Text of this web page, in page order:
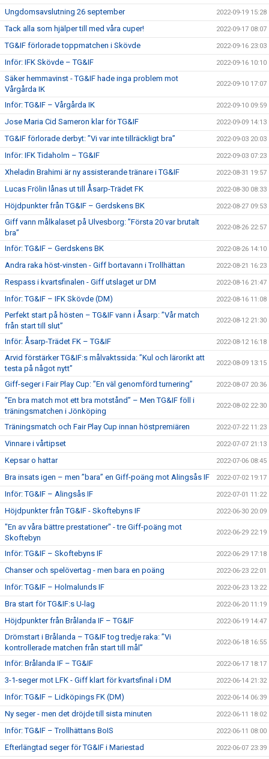
Ungdomsavslutning 26 september 2022-09-19 15:28
Tack alla som hjälper till med våra cuper! 2022-09-17 08:07
TG&IF förlorade toppmatchen i Skövde 2022-09-16 23:03
Inför: IFK Skövde – TG&IF 2022-09-16 10:10
Säker hemmavinst - TG&IF hade inga problem mot
Vårgårda IK
2022-09-10 17:07
Inför: TG&IF – Vårgårda IK 2022-09-10 09:59
Jose Maria Cid Sameron klar för TG&IF 2022-09-09 14:13
TG&IF förlorade derbyt: ”Vi var inte tillräckligt bra” 2022-09-03 20:03
Inför: IFK Tidaholm – TG&IF 2022-09-03 07:23
Xheladin Brahimi är ny assisterande tränare i TG&IF 2022-08-31 19:57
Lucas Frölin lånas ut till Åsarp-Trädet FK 2022-08-30 08:33
Höjdpunkter från TG&IF – Gerdskens BK 2022-08-27 09:53
Giff vann målkalaset på Ulvesborg: ”Första 20 var brutalt
bra”
2022-08-26 22:57
Inför: TG&IF – Gerdskens BK 2022-08-26 14:10
Andra raka höst-vinsten - Giff bortavann i Trollhättan 2022-08-21 16:23
Respass i kvartsfinalen - Giff utslaget ur DM 2022-08-16 21:47
Inför: TG&IF – IFK Skövde (DM) 2022-08-16 11:08
Perfekt start på hösten – TG&IF vann i Åsarp: ”Vår match
från start till slut”
2022-08-12 21:30
Inför: Åsarp-Trädet FK – TG&IF 2022-08-12 16:18
Arvid förstärker TG&IF:s målvaktssida: ”Kul och lärorikt att
testa på något nytt”
2022-08-09 13:15
Giff-seger i Fair Play Cup: ”En väl genomförd turnering” 2022-08-07 20:36
”En bra match mot ett bra motstånd” – Men TG&IF föll i
träningsmatchen i Jönköping
2022-08-02 22:30
Träningsmatch och Fair Play Cup innan höstpremiären 2022-07-22 11:23
Vinnare i vårtipset 2022-07-07 21:13
Kepsar o hattar 2022-07-06 08:45
Bra insats igen – men ”bara” en Giff-poäng mot Alingsås IF 2022-07-02 19:17
Inför: TG&IF – Alingsås IF 2022-07-01 11:22
Höjdpunkter från TG&IF - Skoftebyns IF 2022-06-30 20:09
"En av våra bättre prestationer" - tre Giff-poäng mot
Skoftebyn
2022-06-29 22:19
Inför: TG&IF – Skoftebyns IF 2022-06-29 17:18
Chanser och spelövertag - men bara en poäng 2022-06-23 22:01
Inför: TG&IF – Holmalunds IF 2022-06-23 13:22
Bra start för TG&IF:s U-lag 2022-06-20 11:19
Höjdpunkter från Brålanda IF – TG&IF 2022-06-19 14:47
Drömstart i Brålanda – TG&IF tog tredje raka: ”Vi
kontrollerade matchen från start till mål”
2022-06-18 16:55
Inför: Brålanda IF – TG&IF 2022-06-17 18:17
3-1-seger mot LFK - Giff klart för kvartsfinal i DM 2022-06-14 21:32
Inför: TG&IF – Lidköpings FK (DM) 2022-06-14 06:39
Ny seger - men det dröjde till sista minuten 2022-06-11 18:02
Inför: TG&IF – Trollhättans BoIS 2022-06-11 08:00
Efterlängtad seger för TG&IF i Mariestad 2022-06-07 23:39